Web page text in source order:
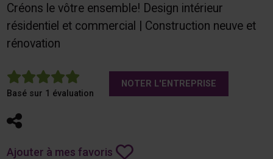
Créons le vôtre ensemble! Design intérieur
résidentiel et commercial | Construction neuve et
rénovation
5
Basé sur 1 évaluation
NOTER L'ENTREPRISE
Partager
Ajouter à mes favoris